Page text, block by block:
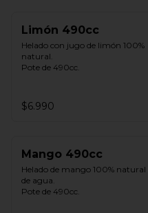
Limón 490cc
Helado con jugo de limón 100%
natural.
Pote de 490cc.
$6.990
Mango 490cc
Helado de mango 100% natural
de agua.
Pote de 490cc.